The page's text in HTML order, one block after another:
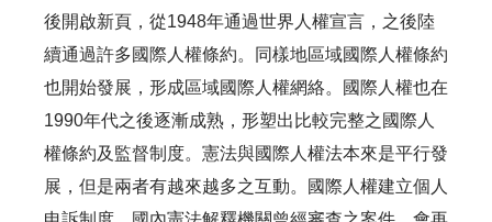
後開啟新頁，從1948年通過世界人權宣言，之後陸
續通過許多國際人權條約。同樣地區域國際人權條約
也開始發展，形成區域國際人權網絡。國際人權也在
1990年代之後逐漸成熟，形塑出比較完整之國際人
權條約及監督制度。憲法與國際人權法本來是平行發
展，但是兩者有越來越多之互動。國際人權建立個人